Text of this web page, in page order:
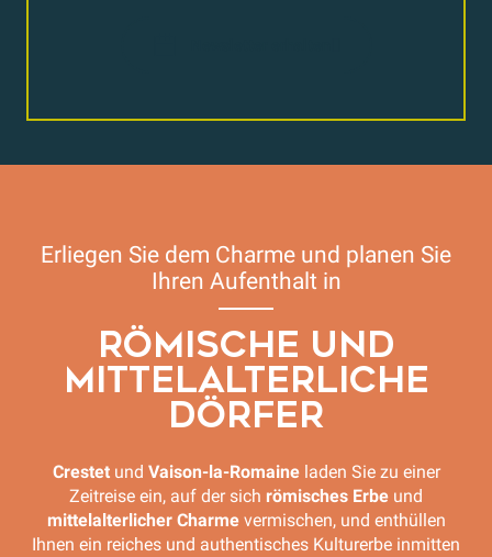
Erliegen Sie dem Charme und planen Sie
Ihren Aufenthalt in
RÖMISCHE UND
MITTELALTERLICHE
DÖRFER
Crestetund Vaison-la-Romaineladen Sie zu einer
Zeitreise ein, auf der sich römisches Erbe und
mittelalterlicher Charmevermischen, und enthüllen
Ihnen ein reiches und authentisches Kulturerbe inmitten